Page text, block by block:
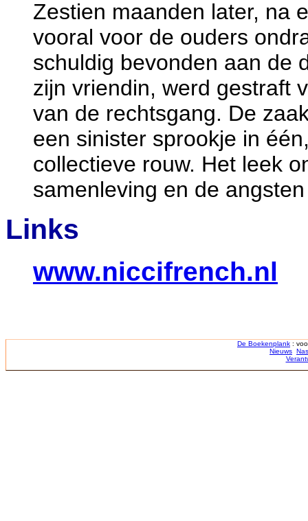
Zestien maanden later, na
vooral voor de ouders
schuldig bevonden aan de
zijn vriendin, werd gestraft
van de rechtsgang. De
een sinister sprookje in
collectieve rouw. Het leek
samenleving en de
Links
www.niccifrench.nl
De Boekenplank :
Nieuws